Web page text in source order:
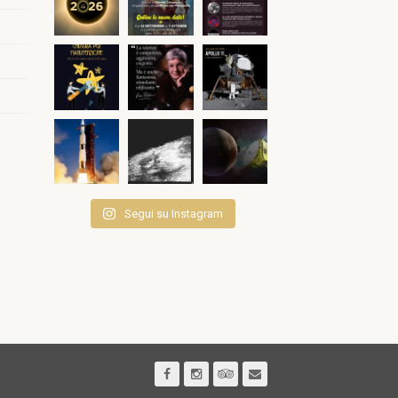
Segui su Instagram